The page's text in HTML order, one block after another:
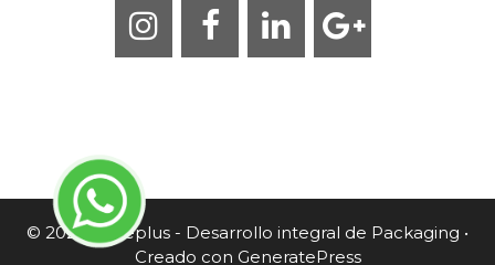
© 2026 Caneplus - Desarrollo integral de Packaging •
Creado con GeneratePress